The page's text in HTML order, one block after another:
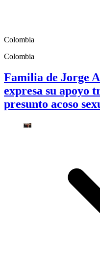
Colombia
Colombia
Familia de Jorge
expresa su apoyo
presunto acoso